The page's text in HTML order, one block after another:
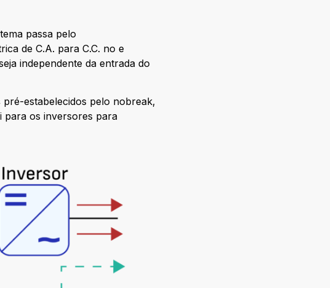
passa pelo
de C.A. para C.C. no e
independente da entrada do
estabelecidos pelo nobreak,
para os inversores para